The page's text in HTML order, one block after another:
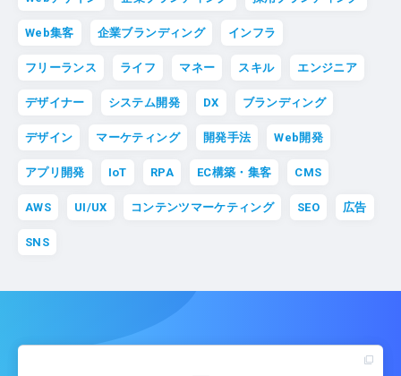
Web集客 企業ブランディング インフラ
フリーランス ライフ マネー スキル エンジニア
デザイナー システム開発 DX ブランディング
デザイン マーケティング 開発手法 Web開発
アプリ開発 IoT RPA EC構築・集客 CMS
AWS UI/UX コンテンツマーケティング SEO 広告
SNS